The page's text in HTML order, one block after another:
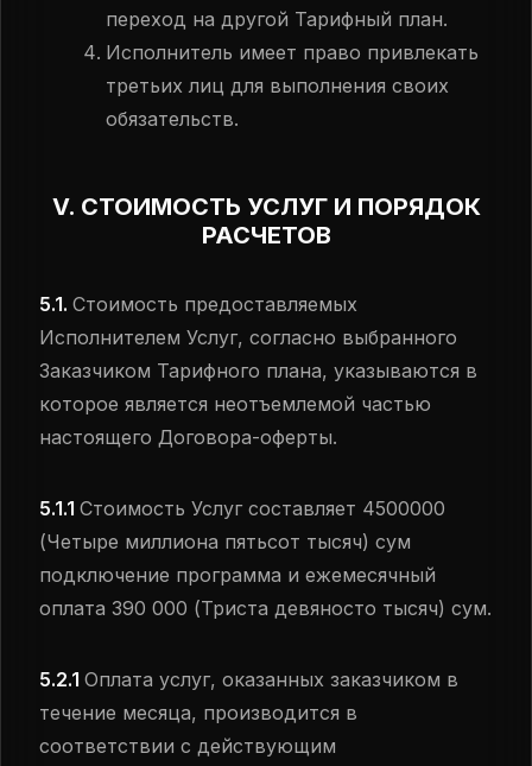
переход на другой Тарифный план.
Исполнитель имеет право привлекать
третьих лиц для выполнения своих
обязательств.
V. СТОИМОСТЬ УСЛУГ И ПОРЯДОК
РАСЧЕТОВ
5.1. Стоимость предоставляемых
Исполнителем Услуг, согласно выбранного
Заказчиком Тарифного плана, указываются в
которое является неотъемлемой частью
настоящего Договора-оферты.
5.1.1 Стоимость Услуг составляет 4500000
(Четыре миллиона пятьсот тысяч) сум
подключение программа и ежемесячный
оплата 390 000 (Триста девяносто тысяч) сум.
5.2.1 Оплата услуг, оказанных заказчиком в
течение месяца, производится в
соответствии с действующим